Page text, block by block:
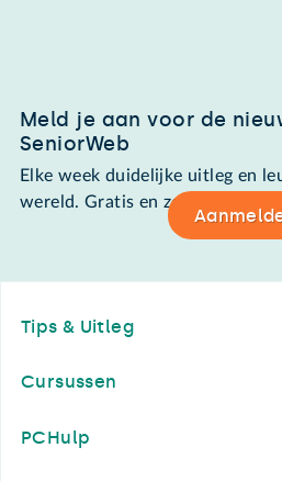
Meld je aan voor de
SeniorWeb
Elke week duidelijke uitleg en
wereld. Gratis en zomaar in de
Tips & Uitleg
Cursussen
PCHulp